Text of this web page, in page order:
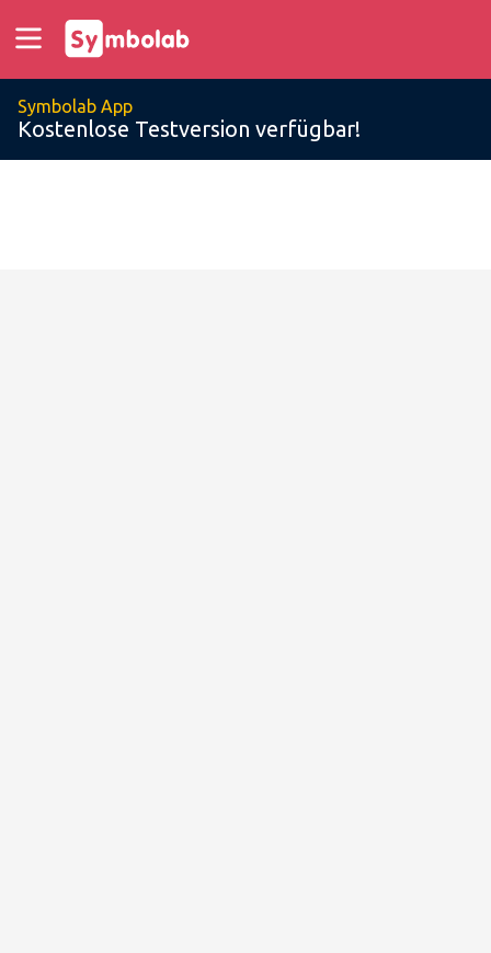
Symbolab App
Kostenlose Testversion verfügbar!